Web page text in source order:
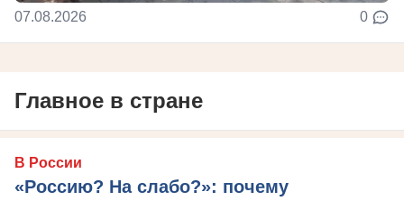
07.08.2026 0
Главное в стране
В России
«Россию? На слабо?»: почему